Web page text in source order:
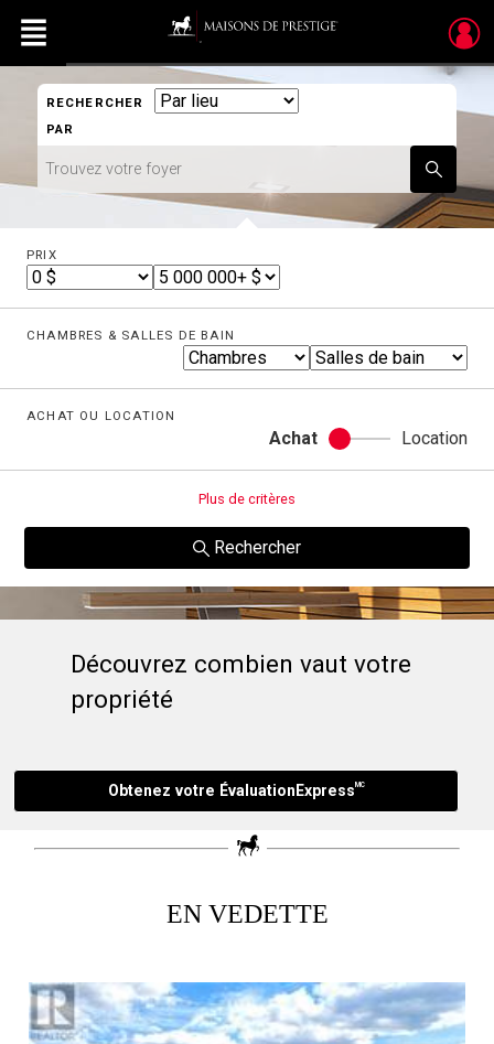
Menu
RECHERCHER
PAR
Search
By
votre
nom
de
PRIX
Max
Price
CHAMBRES & SALLES DE BAIN
Salles
de
ACHAT OU LOCATION
Achat
Achat
ou
Location
Plus de critères
Rechercher
Découvrez combien vaut votre
propriété
Obtenez votre ÉvaluationExpressMC
EN VEDETTE